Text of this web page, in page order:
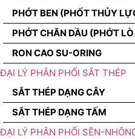
PHỚT BEN (PHỐT THỦY
PHỚT CHĂN DẦU (PHỚT
RON CAO SU-ORING
ĐẠI LÝ PHÂN PHỐI SẮT THÉP
SẮT THÉP DẠNG CÂY
SẮT THÉP DẠNG TẤM
ĐẠI LÝ PHÂN PHỐI SÊN-